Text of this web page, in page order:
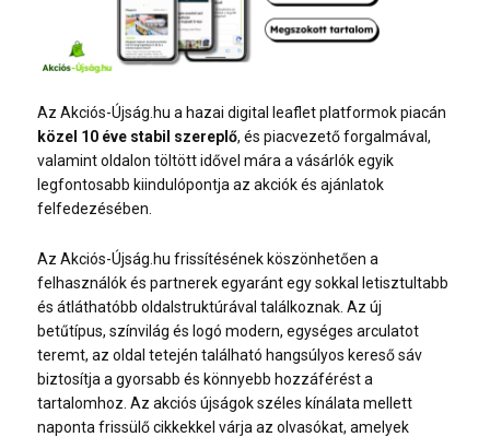
Az Akciós-Újság.hu a hazai digital leaflet platformok piacán
közel 10 éve stabil szereplő, és piacvezető forgalmával,
valamint oldalon töltött idővel mára a vásárlók egyik
legfontosabb kiindulópontja az akciók és ajánlatok
felfedezésében.
Az Akciós-Újság.hu frissítésének köszönhetően a
felhasználók és partnerek egyaránt egy sokkal letisztultabb
és átláthatóbb oldalstruktúrával találkoznak. Az új
betűtípus, színvilág és logó modern, egységes arculatot
teremt, az oldal tetején található hangsúlyos kereső sáv
biztosítja a gyorsabb és könnyebb hozzáférést a
tartalomhoz. Az akciós újságok széles kínálata mellett
naponta frissülő cikkekkel várja az olvasókat, amelyek